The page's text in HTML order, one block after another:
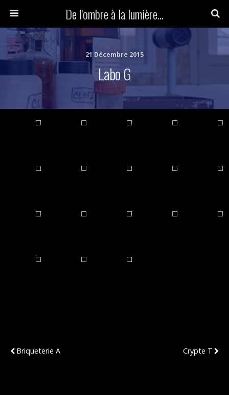
De l'ombre à la lumière...
21 Décembre 2015
Labo G
Briqueterie A
Crypte T